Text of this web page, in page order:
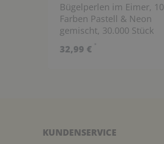
Bügelperlen im Eimer, 10
Farben Pastell & Neon
gemischt, 30.000 Stück
32,99 € *
KUNDENSERVICE